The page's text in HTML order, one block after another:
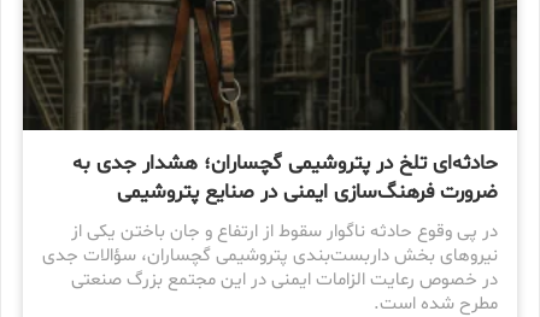
حادثه‌ای تلخ در پتروشیمی گچساران؛ هشدار جدی به
ضرورت فرهنگ‌سازی ایمنی در صنایع پتروشیمی
در پی وقوع حادثه ناگوار سقوط از ارتفاع و جان باختن یکی از
نیروهای بخش داربست‌بندی پتروشیمی گچساران، سؤالات جدی
در خصوص رعایت الزامات ایمنی در این مجتمع بزرگ صنعتی
مطرح شده است.